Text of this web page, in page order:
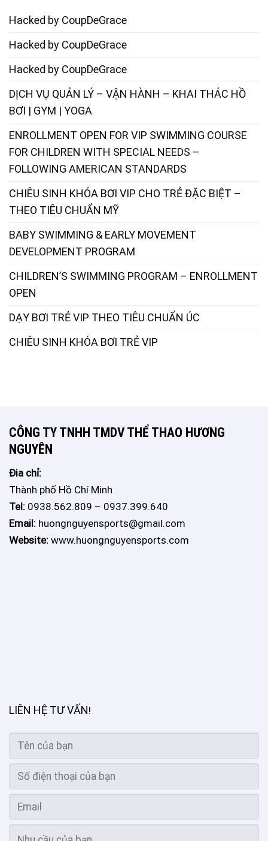
Hacked by CoupDeGrace
Hacked by CoupDeGrace
Hacked by CoupDeGrace
DỊCH VỤ QUẢN LÝ – VẬN HÀNH – KHAI THÁC HỒ
BƠI | GYM | YOGA
ENROLLMENT OPEN FOR VIP SWIMMING COURSE
FOR CHILDREN WITH SPECIAL NEEDS –
FOLLOWING AMERICAN STANDARDS
CHIÊU SINH KHÓA BƠI VIP CHO TRẺ ĐẶC BIỆT –
THEO TIÊU CHUẨN MỸ
BABY SWIMMING & EARLY MOVEMENT
DEVELOPMENT PROGRAM
CHILDREN’S SWIMMING PROGRAM – ENROLLMENT
OPEN
DẠY BƠI TRẺ VIP THEO TIÊU CHUẨN ÚC
CHIÊU SINH KHÓA BƠI TRẺ VIP
CÔNG TY TNHH TMDV THỂ THAO HƯƠNG
NGUYÊN
Đia chỉ:
Thành phố Hồ Chí Minh
Tel: 0938.562.809 – 0937.399.640
Email: huongnguyensports@gmail.com
Website: www.huongnguyensports.com
LIÊN HỆ TƯ VẤN!